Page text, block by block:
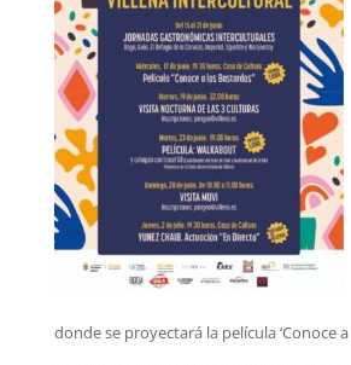
donde se proyectará la película ‘Conoce